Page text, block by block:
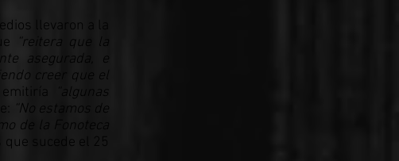
llevaron a la
“reitera que la
asegurada, e
creer que el
“algunas
“No estamos de
de la Fonoteca
que sucede el 25